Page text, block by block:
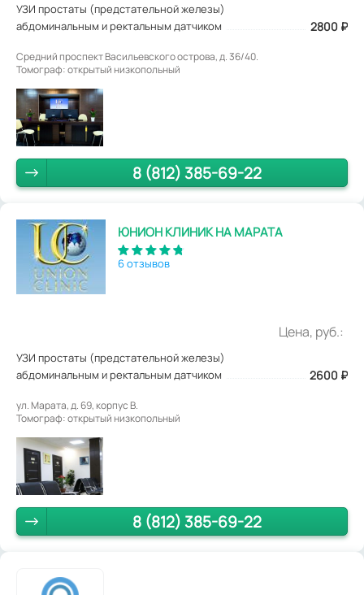
УЗИ простаты (предстательной железы)
абдоминальным и ректальным датчиком
2800 ₽
Средний проспект Васильевского острова, д. 36/40.
Томограф: открытый низкопольный
8 (812) 385-69-22
ЮНИОН КЛИНИК НА МАРАТА
6 отзывов
Цена, руб.:
УЗИ простаты (предстательной железы)
абдоминальным и ректальным датчиком
2600 ₽
ул. Марата, д. 69, корпус В.
Томограф: открытый низкопольный
8 (812) 385-69-22